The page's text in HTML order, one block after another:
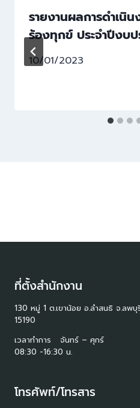
รายงานผลการดำเนิ
ร้องทุกข์ ประจำปีงบ
10/01/2023
ที่ตั้งสำนักงาน
130 หมู่ 1 ต.เขาน้อย อ.ลำสนธิ จ.ลพบุ
15190
เวลาทำการ จันทร์ – ศุกร์
08:30 -16:30 น.
โทรศัพท์/โทรสาร